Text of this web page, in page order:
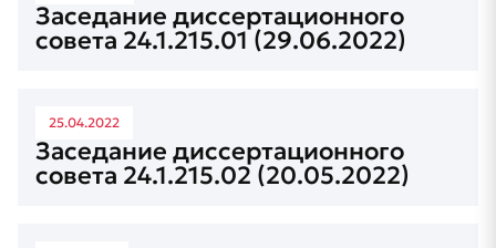
Заседание диссертационного
совета 24.1.215.01 (29.06.2022)
25.04.2022
Заседание диссертационного
совета 24.1.215.02 (20.05.2022)